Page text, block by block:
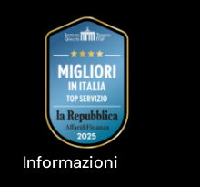
Informazioni